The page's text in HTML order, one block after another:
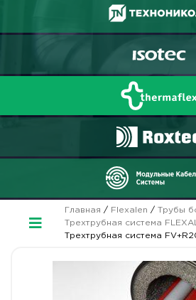
Главная / Flexalen / Трубы
Трехтрубная система
Трехтрубная система